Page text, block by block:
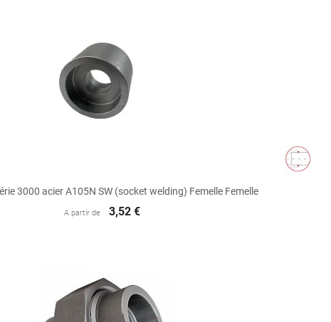
Aperçu rapide
3000 acier A105N SW (socket welding) Femelle Femelle
A partir de 3,52 €